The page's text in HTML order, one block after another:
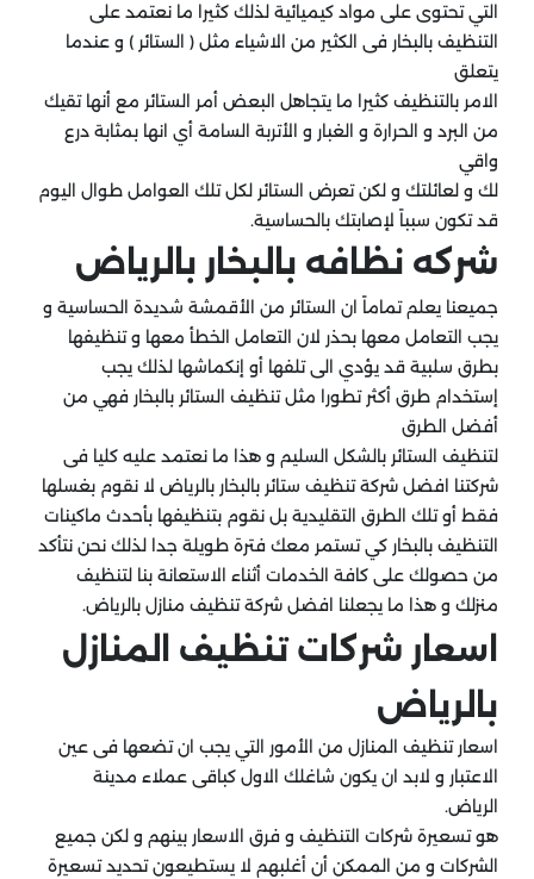
التي تحتوى على مواد كيميائية لذلك كثيرا ما نعتمد على
التنظيف بالبخار فى الكثير من الاشياء مثل ( الستائر ) و عندما
يتعلق
الامر بالتنظيف كثيرا ما يتجاهل البعض أمر الستائر مع أنها تقيك
من البرد و الحرارة و الغبار و الأتربة السامة أي انها بمثابة درع
واقي
لك و لعائلتك و لكن تعرض الستائر لكل تلك العوامل طوال اليوم
قد تكون سبباً لإصابتك بالحساسية.
شركه نظافه بالبخار بالرياض
جميعنا يعلم تماماً ان الستائر من الأقمشة شديدة الحساسية و
يجب التعامل معها بحذر لان التعامل الخطأ معها و تنظيفها
بطرق سلبية قد يؤدي الى تلفها أو إنكماشها لذلك يجب
إستخدام طرق أكثر تطورا مثل تنظيف الستائر بالبخار فهي من
أفضل الطرق
لتنظيف الستائر بالشكل السليم و هذا ما نعتمد عليه كليا فى
شركتنا افضل شركة تنظيف ستائر بالبخار بالرياض لا نقوم بغسلها
فقط أو تلك الطرق التقليدية بل نقوم بتنظيفها بأحدث ماكينات
التنظيف بالبخار كي تستمر معك فترة طويلة جدا لذلك نحن نتأكد
من حصولك على كافة الخدمات أثناء الاستعانة بنا لتنظيف
منزلك و هذا ما يجعلنا افضل شركة تنظيف منازل بالرياض.
اسعار شركات تنظيف المنازل
بالرياض
اسعار تنظيف المنازل من الأمور التي يجب ان تضعها فى عين
الاعتبار و لابد ان يكون شاغلك الاول كباقى عملاء مدينة
الرياض.
هو تسعيرة شركات التنظيف و فرق الاسعار بينهم و لكن جميع
الشركات و من الممكن أن أغلبهم لا يستطيعون تحديد تسعيرة